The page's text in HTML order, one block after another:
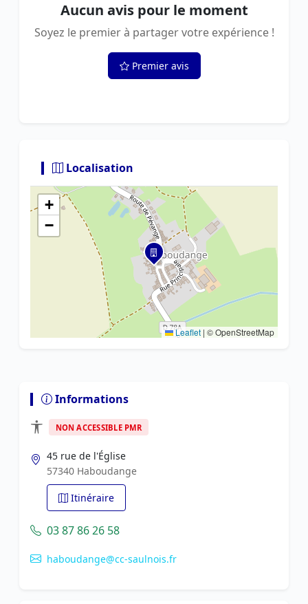
Aucun avis pour le moment
Soyez le premier à partager votre expérience !
Premier avis
Localisation
+
−
Leaflet | © OpenStreetMap
Informations
NON ACCESSIBLE PMR
45 rue de l'Église
57340 Haboudange
Itinéraire
03 87 86 26 58
haboudange@cc-saulnois.fr